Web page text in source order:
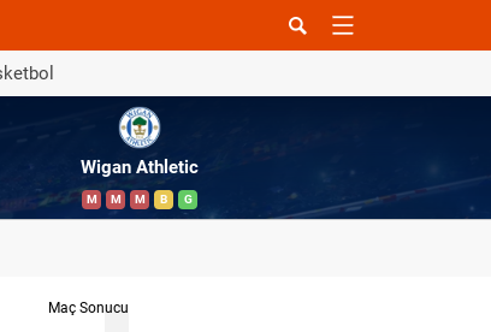
Wigan Athletic
M M M B G
Maç Sonucu